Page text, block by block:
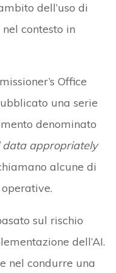
dell’uso di
contesto in
Office
una serie
denominato
appropriately
alcune di
sul rischio
dell’AI.
nel condurre una